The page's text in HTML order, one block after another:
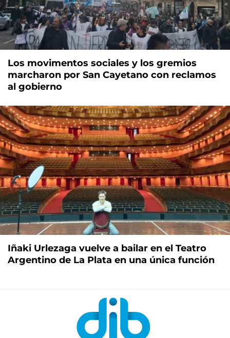
Los movimentos sociales y los gremios
marcharon por San Cayetano con reclamos
al gobierno
Iñaki Urlezaga vuelve a bailar en el Teatro
Argentino de La Plata en una única función